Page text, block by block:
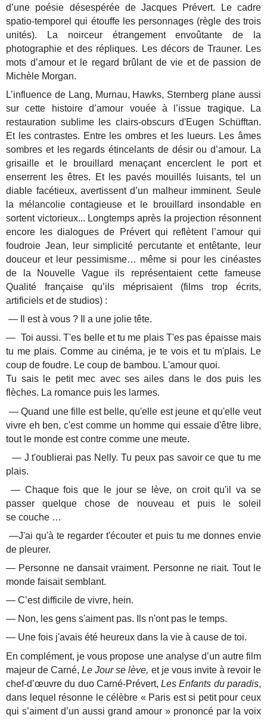
d’une poésie désespérée de Jacques Prévert. Le cadre
spatio-temporel qui étouffe les personnages (règle des trois
unités). La noirceur étrangement envoûtante de la
photographie et des répliques. Les décors de Trauner. Les
mots d’amour et le regard brûlant de vie et de passion de
Michèle Morgan.
L’influence de Lang, Murnau, Hawks, Sternberg plane aussi
sur cette histoire d’amour vouée à l’issue tragique. La
restauration sublime les clairs-obscurs d'Eugen Schüfftan.
Et les contrastes. Entre les ombres et les lueurs. Les âmes
sombres et les regards étincelants de désir ou d’amour. La
grisaille et le brouillard menaçant encerclent le port et
enserrent les êtres. Et les pavés mouillés luisants, tel un
diable facétieux, avertissent d’un malheur imminent. Seule
la mélancolie contagieuse et le brouillard insondable en
sortent victorieux... Longtemps après la projection résonnent
encore les dialogues de Prévert qui reflètent l’amour qui
foudroie Jean, leur simplicité percutante et entêtante, leur
douceur et leur pessimisme… même si pour les cinéastes
de la Nouvelle Vague ils représentaient cette fameuse
Qualité française qu’ils méprisaient (films trop écrits,
artificiels et de studios) :
— Il est à vous ? Il a une jolie tête.
— Toi aussi. T'es belle et tu me plais T'es pas épaisse mais
tu me plais. Comme au cinéma, je te vois et tu m'plais. Le
coup de foudre. Le coup de bambou. L'amour quoi.
Tu sais le petit mec avec ses ailes dans le dos puis les
flèches. La romance puis les larmes.
— Quand une fille est belle, qu'elle est jeune et qu'elle veut
vivre eh ben, c'est comme un homme qui essaie d'être libre,
tout le monde est contre comme une meute.
— J t'oublierai pas Nelly. Tu peux pas savoir ce que tu me
plais.
— Chaque fois que le jour se lève, on croit qu'il va se
passer quelque chose de nouveau et puis le soleil
se couche …
—J'ai qu'à te regarder t'écouter et puis tu me donnes envie
de pleurer.
— Personne ne dansait vraiment. Personne ne riait. Tout le
monde faisait semblant.
— C’est difficile de vivre, hein.
— Non, les gens s'aiment pas. Ils n'ont pas le temps.
— Une fois j'avais été heureux dans la vie à cause de toi.
En complément, je vous propose une analyse d’un autre film
majeur de Carné, Le Jour se lève, et je vous invite à revoir le
chef-d’œuvre du duo Carné-Prévert,Les Enfants du paradis,
dans lequel résonne le célèbre « Paris est si petit pour ceux
qui s’aiment d’un aussi grand amour » prononcé par la voix